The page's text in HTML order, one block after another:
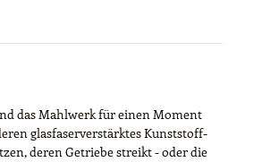
das Mahlwerk für einen Moment
glasfaserverstärktes Kunststoff-
deren Getriebe streikt - oder die